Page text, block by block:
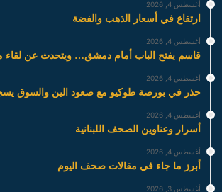
أغسطس 4, 2026
ارتفاع في أسعار الذهب والفضة
أغسطس 4, 2026
قاسم يفتح الباب أمام دمشق… ويتحدث عن لقاء
أغسطس 4, 2026
حذر في بورصة طوكيو مع صعود الين والسوق
أغسطس 4, 2026
أسرار وعناوين الصحف اللبنانية
أغسطس 4, 2026
أبرز ما جاء في مقالات صحف اليوم
أغسطس 3, 2026